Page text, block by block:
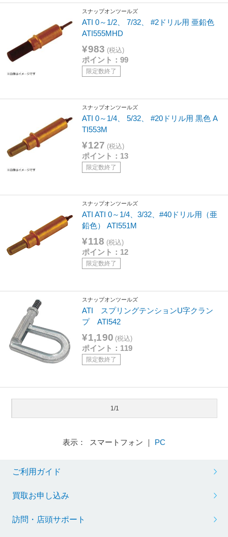
スナップオンツールズ
ATI 0～1/2、 7/32、 #2ドリル用 亜鉛色
ATI555MHD
¥983 (税込)
ポイント：99
限定数終了
スナップオンツールズ
ATI 0～1/4、 5/32、 #20ドリル用 黒色 A
TI553M
¥127 (税込)
ポイント：13
限定数終了
スナップオンツールズ
ATI ATI 0～1/4、3/32、#40ドリル用（亜
鉛色） ATI551M
¥118 (税込)
ポイント：12
限定数終了
スナップオンツールズ
ATI スプリングテンションU字クラン
プ ATI542
¥1,190 (税込)
ポイント：119
限定数終了
1/1
表示： スマートフォン ｜ PC
ご利用ガイド
買取お申し込み
訪問・店頭サポート